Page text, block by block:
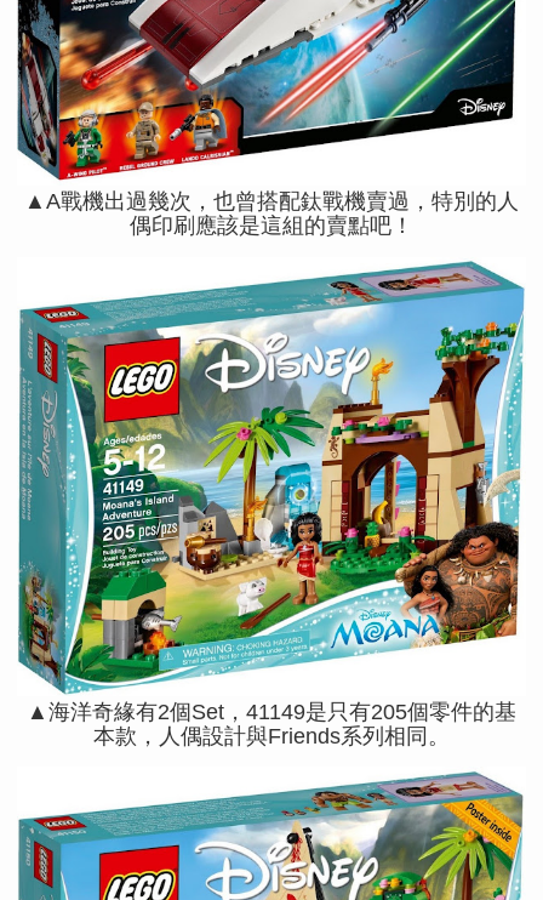
▲A戰機出過幾次，也曾搭配鈦戰機賣過，特別的人
偶印刷應該是這組的賣點吧！
▲海洋奇緣有2個Set，41149是只有205個零件的基
本款，人偶設計與Friends系列相同。